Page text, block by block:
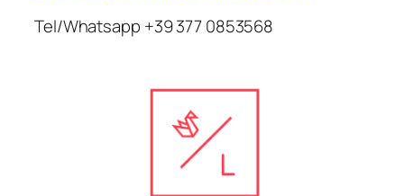
Tel/Whatsapp +39 377 0853568